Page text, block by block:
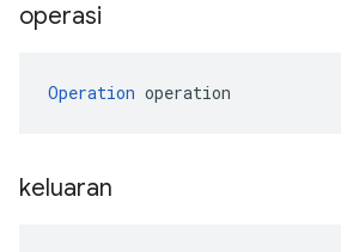
operasi
Operation operation
keluaran